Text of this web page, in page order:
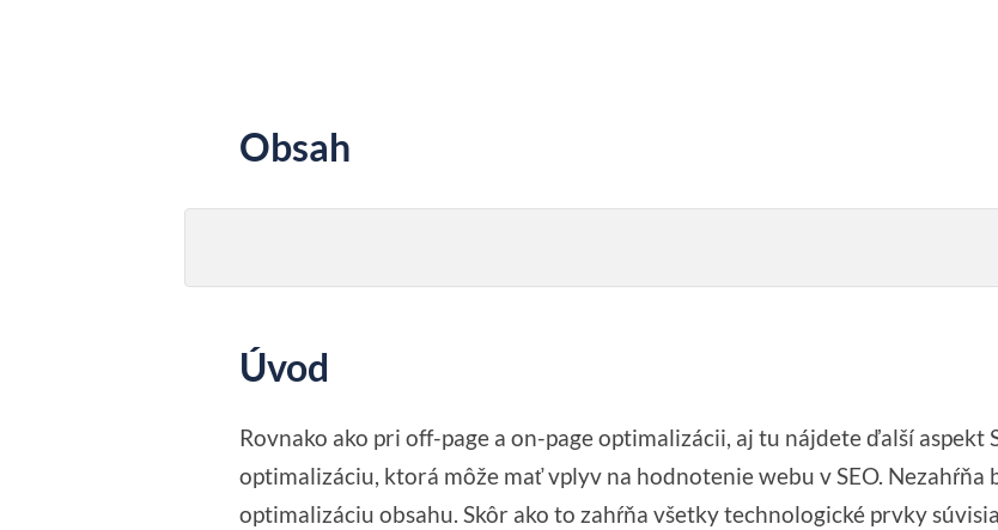
Obsah
Úvod
Rovnako ako pri off-page a on-page optimalizácii, aj tu nájdete ďalší aspekt
optimalizáciu, ktorá môže mať vplyv na hodnotenie webu v SEO. Nezahŕňa
optimalizáciu obsahu. Skôr ako to zahŕňa všetky technologické prvky